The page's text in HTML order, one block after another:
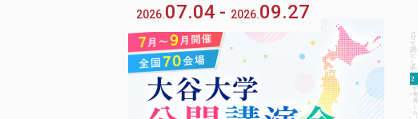
2026.07.04 2026.09.27